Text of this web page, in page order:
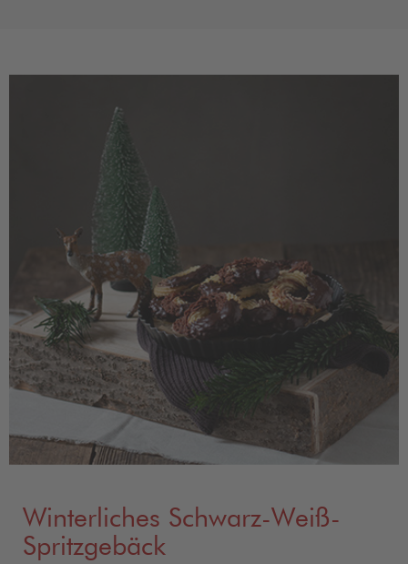
Winterliches Schwarz-Weiß-
Spritzgebäck